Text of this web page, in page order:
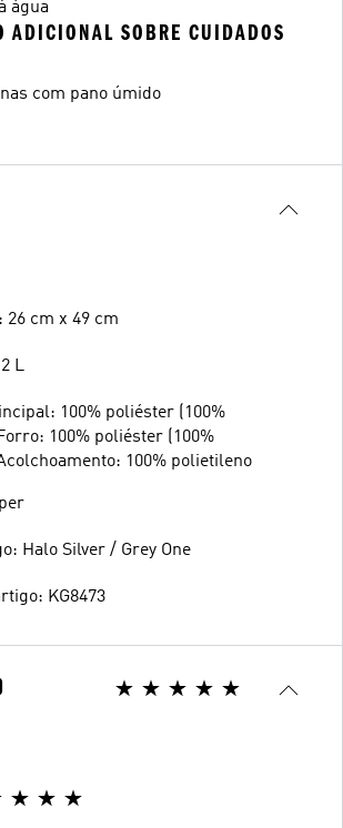
água
ADICIONAL SOBRE CUIDADOS
com pano úmido
26 cm x 49 cm
L
100% poliéster (100%
100% poliéster (100%
100% polietileno
Halo Silver / Grey One
KG8473